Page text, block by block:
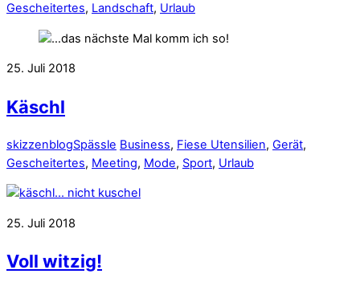
Gescheitertes, Landschaft, Urlaub
25. Juli 2018
Käschl
skizzenblogSpässle Business, Fiese Utensilien, Gerät,
Gescheitertes, Meeting, Mode, Sport, Urlaub
25. Juli 2018
Voll witzig!